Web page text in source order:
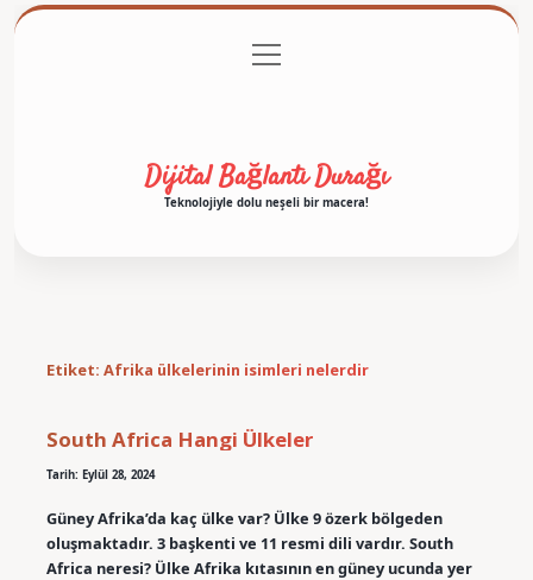
Gizlilik Politikası
menüyü
aç
Dijital Bağlantı Durağı
Teknolojiyle dolu neşeli bir macera!
Etiket: Afrika ülkelerinin isimleri nelerdir
South Africa Hangi Ülkeler
Tarih: Eylül 28, 2024
Güney Afrika’da kaç ülke var? Ülke 9 özerk bölgeden
oluşmaktadır. 3 başkenti ve 11 resmi dili vardır. South
Africa neresi? Ülke Afrika kıtasının en güney ucunda yer